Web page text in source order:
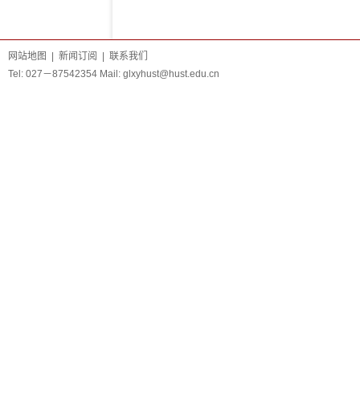
网站地图 新闻订阅
联系我们
Tel: 027－87542354 Mail: glxyhust@hust.edu.cn